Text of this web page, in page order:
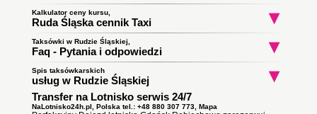
Taxi Ruda Śląska
Franciszka Wilka
do Częstochowa
Orzegowska
do Chorzów
Taxi Ruda
Osiedle Awaryjne
Kalkulator ceny kursu,
Ruda Śląska cennik Taxi
Koniec trasy:
Taksówki w Rudzie Śląskiej,
Faq - Pytania i odpowiedzi
Jak zamówić taksówkę w Rudzie Śląskiej?
To proste wystarczy zadzwonić i złożyć zamówienie. Nasz
dyspozytor poinformuję państwa o orientacyjnym czasie
podjazdu taksówki i wyśle ją pod wskazany adres. Klikni i
Taxi Ruda Śląskaile zapłacę za kurs do miasta
Wrocław?
Spis taksówkarskich
usług w Rudzie Śląskiej
Obsługują zlecenia samochodami kombi
Transfer na Lotnisko serwis 24/7
NaLotnisko24h.pl, Polska tel.: +48 880 307 773, Mapa